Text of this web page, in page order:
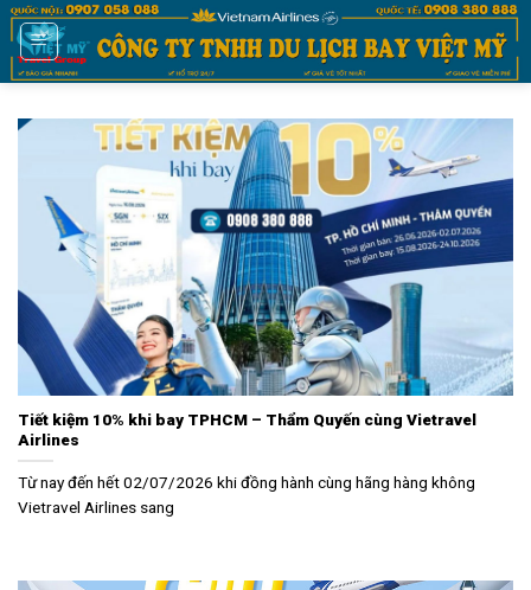
Bỏ
qua
nội
Tiết kiệm 10% khi bay TPHCM – Thẩm Quyến cùng Vietravel
Airlines
Từ nay đến hết 02/07/2026 khi đồng hành cùng hãng hàng không
Vietravel Airlines sang